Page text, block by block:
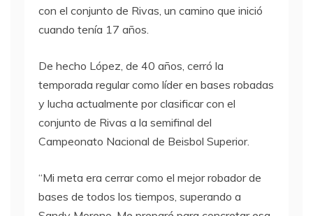
con el conjunto de Rivas, un camino que inició
cuando tenía 17 años.
De hecho López, de 40 años, cerró la
temporada regular como líder en bases robadas
y lucha actualmente por clasificar con el
conjunto de Rivas a la semifinal del
Campeonato Nacional de Beisbol Superior.
“Mi meta era cerrar como el mejor robador de
bases de todos los tiempos, superando a